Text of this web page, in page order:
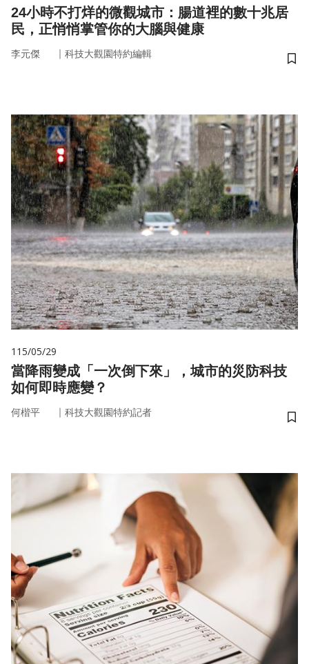
24小時不打烊的微觀城市：腸道裡的數十兆居
民，正悄悄掌管你的大腦與健康
李元傑 ｜ 科技大觀園特約編輯
儲
115/05/29
當降雨變成「一次倒下來」，城市的災防科技
如何即時應變？
何楷平 ｜ 科技大觀園特約記者
儲